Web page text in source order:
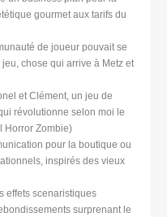
gourmet aux tarifs du
de joueur pouvait se
chose qui arrive à Metz et
et Clément, un jeu de
révolutionne selon moi le
Horror Zombie)
pour la boutique ou
inspirés des vieux
effets scenaristiques
surprenant le